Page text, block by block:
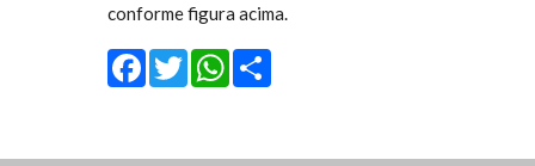
conforme figura acima.
Facebook
Twitter
WhatsApp